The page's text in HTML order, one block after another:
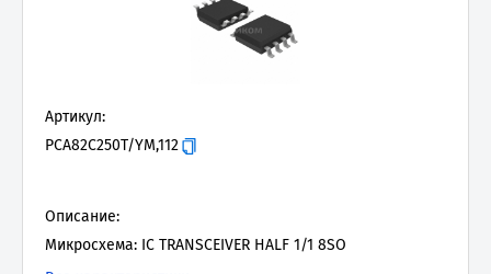
Артикул:
PCA82C250T/YM,112
Описание:
Микросхема: IC TRANSCEIVER HALF 1/1 8SO